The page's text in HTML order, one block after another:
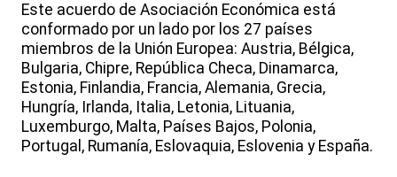
Este acuerdo de Asociación Económica está
conformado por un lado por los 27 países
miembros de la Unión Europea: Austria, Bélgica,
Bulgaria, Chipre, República Checa, Dinamarca,
Estonia, Finlandia, Francia, Alemania, Grecia,
Hungría, Irlanda, Italia, Letonia, Lituania,
Luxemburgo, Malta, Países Bajos, Polonia,
Portugal, Rumanía, Eslovaquia, Eslovenia y España.